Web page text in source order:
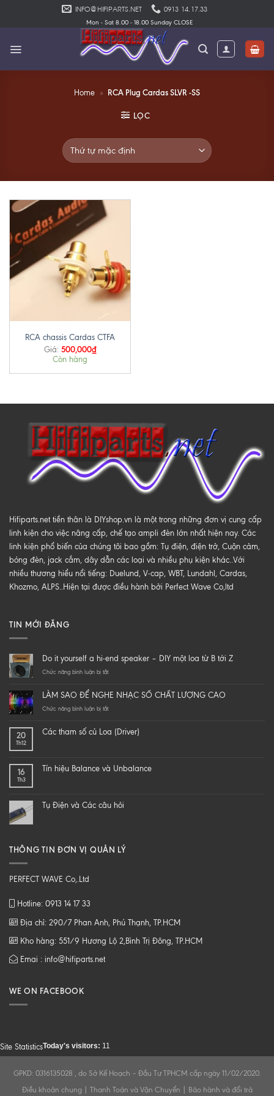
INFO@HIFIPARTS.NET 0913 14.17.33
Mon - Sat 8.00 - 18.00 Sunday CLOSE
Home » RCA Plug Cardas SLVR -SS
LỌC
RCA chassis Cardas CTFA
Giá: 500,000₫
Còn hàng
Hifiparts.net tiền thân là DIYshop.vn là một trong những đơn vị cung cấp
linh kiện cho việc nâng cấp, chế tạo ampli đèn lớn nhất hiện nay. Các
linh kiện phổ biến của chúng tôi bao gồm: Tụ điện, điện trở, Cuộn cảm,
bóng đèn, jack cắm, dây dẫn các loại và nhiều phụ kiện khác..Với
nhiều thương hiểu nổi tiếng: Duelund, V-cap, WBT, Lundahl, Cardas,
Khozmo, ALPS..Hiện tại được điều hành bởi Perfect Wave Co,ltd
TIN MỚI ĐĂNG
Do it yourself a hi-end speaker – DIY một loa từ B tới Z
Chức năng bình luận bị tắtở
yourself
a
speaker
loa
Z
LÀM SAO ĐỂ NGHE NHẠC SỐ CHẤT LƯỢNG CAO
Chức năng bình luận bị tắtở
ĐỂ
CHẤT
20
Th12
Các tham số củ Loa (Driver)
16
Th3
Tín hiệu Balance và Unbalance
Tụ Điện và Các câu hỏi
THÔNG TIN ĐƠN VỊ QUẢN LÝ
PERFECT WAVE Co,.Ltd
Hotline: 0913 14 17 33
Địa chỉ: 290/7 Phan Anh, Phú Thạnh, TP.HCM
Kho hàng: 551/9 Hương Lộ 2,Bình Trị Đông, TP.HCM
Emai : info@hifiparts.net
WE ON FACEBOOK
Site StatisticsToday's visitors: 11
GPKD: 0316135028 , do Sở Kế Hoạch – Đầu Tư TPHCM cấp ngày 11/02/2020.
Điều khoản chung| Thanh Toán và Vận Chuyển Bảo hành và đổi trả